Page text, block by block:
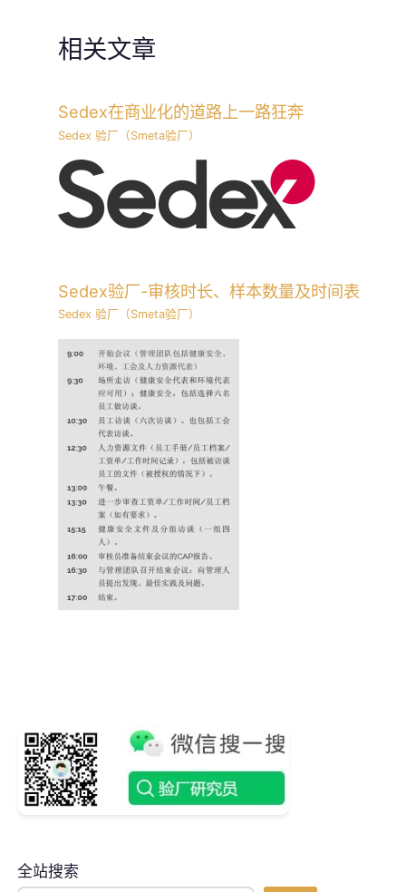
相关文章
Sedex在商业化的道路上一路狂奔
Sedex 验厂（Smeta验厂）
Sedex验厂-审核时长、样本数量及时间表
Sedex 验厂（Smeta验厂）
全站搜索